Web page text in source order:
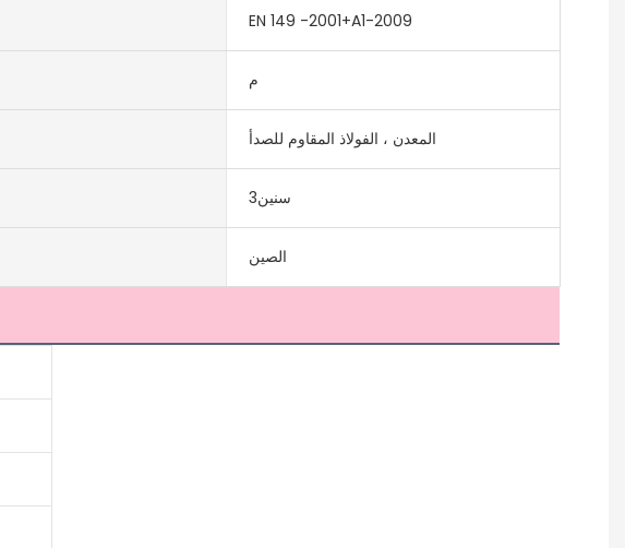
EN 149 -2001+A1-2009
م
المعدن ، الفولاذ المقاوم للصدأ
سنين3
الصين